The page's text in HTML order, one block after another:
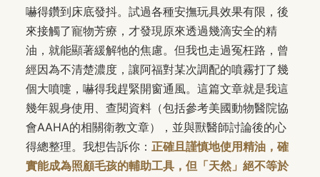
嚇得鑽到床底發抖。試過各種安撫玩具效果有限，後
來接觸了寵物芳療，才發現原來透過幾滴安全的精
油，就能顯著緩解牠的焦慮。但我也走過冤枉路，曾
經因為不清楚濃度，讓阿福對某次調配的噴霧打了幾
個大噴嚏，嚇得我趕緊開窗通風。這篇文章就是我這
幾年親身使用、查閱資料（包括參考美國動物醫院協
會AAHA的相關衛教文章），並與獸醫師討論後的心
得總整理。我想告訴你： 正確且謹慎地使用精油，確
實能成為照顧毛孩的輔助工具，但「天然」絕不等於